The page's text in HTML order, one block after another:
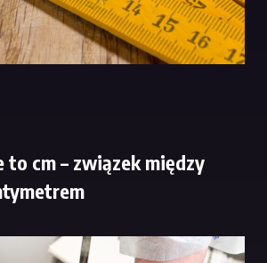
to cm – związek między